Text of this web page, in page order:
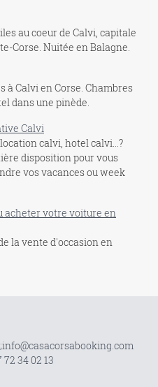
au coeur de Calvi, capitale
Corse. Nuitée en Balagne.
à Calvi en Corse. Chambres
dans une pinède.
Calvi
calvi, hotel calvi...?
disposition pour vous
vos vacances ou week
acheter votre voiture en
la vente d'occasion en
72 34 02 13